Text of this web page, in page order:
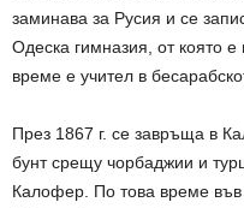
заминава за Русия и се
Одеска гимназия, от която е
време е учител в
През 1867 г. се завръща в
бунт срещу чорбаджии и
Калофер. По това време във